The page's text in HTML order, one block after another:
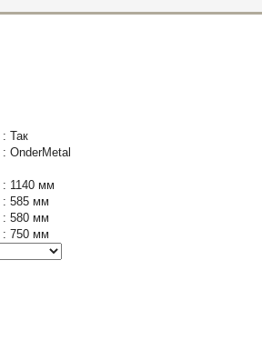
: Так
: OnderMetal
: 1140 мм
: 585 мм
: 580 мм
: 750 мм